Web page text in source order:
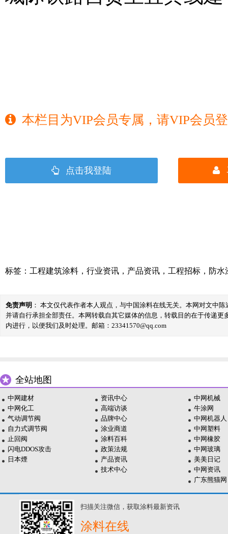
本栏目为VIP会员专属，请VIP会员
点击我登陆
标签： 工程建筑涂料 ， 行业资讯 ， 产品资讯 ， 工程招标 ， 防水
免责声明 ： 本文仅代表作者本人观点，与中国涂料在线无关。本网对文中
并请自行承担全部责任。本网转载自其它媒体的信息，转载目的在于传递
内进行，以便我们及时处理。邮箱：23341570@qq.com
全站地图
中网建材
中网化工
气动调节阀
自力式调节阀
止回阀
闪电DDOS攻击
日本煙
资讯中心
高端访谈
品牌中心
涂业商道
涂料百科
政策法规
产品资讯
技术中心
中网机械
牛涂网
中网机器人
中网塑料
中网橡胶
中网玻璃
美美日记
中网资讯
广东熊猫网
扫描关注微信，获取涂料最新资讯
涂料在线